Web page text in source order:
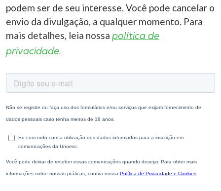
podem ser de seu interesse. Você pode cancelar o
envio da divulgação, a qualquer momento. Para
mais detalhes, leia nossa política de
privacidade.